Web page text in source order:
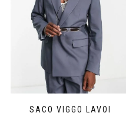
SACO VIGGO LAVOI